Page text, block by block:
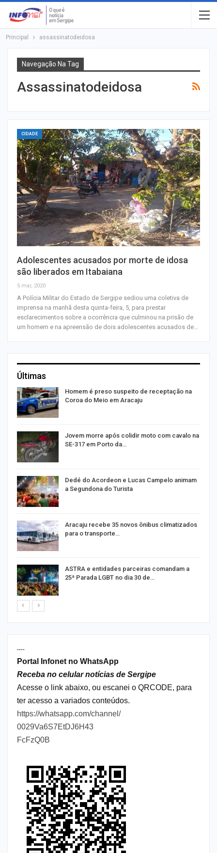
Principal assassinatodeidosa
Navegação Na Tag
Assassinatodeidosa
CIDADE
Adolescentes acusados por morte de idosa
são liberados em Itabaiana
5 mar, 2020
A Polícia Militar do Estado de Sergipe sediou uma coletiva de
imprensa na manhã desta quinta-feira, 5, para prestar
esclarecimentos sobre a ocorrência que culminou na prisão de
um homem e na apreensão de dois adolescentes acusados de…
Últimas
Homem é preso suspeito de receptação na
Coroa do Meio em Aracaju
Jovem morre após colidir moto com cavalo na
SE-317 em Porto da…
Dedé do Acordeon e Lucas Campelo animam
a Segundona do Turista
Aracaju recebe 35 novos ônibus climatizados
para o transporte…
ASTRA e entidades parceiras comandam a
25ª Parada LGBT no dia 30 de…
----
Portal Infonet no WhatsApp
Receba no celular notícias de Sergipe
Acesse o link abaixo, ou escanei o QRCODE, para
ter acesso a variados conteúdos.
https://whatsapp.com/channel/
0029Va6S7EtDJ6H43
FcFzQ0B